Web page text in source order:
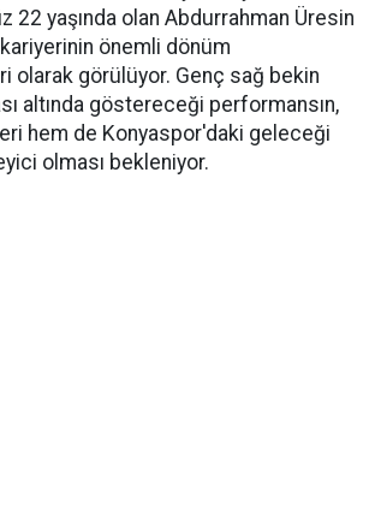
22 yaşında olan Abdurrahman Üresin
önemli dönüm
olarak görülüyor. Genç sağ bekin
altında göstereceği performansın,
hem de Konyaspor'daki geleceği
olması bekleniyor.